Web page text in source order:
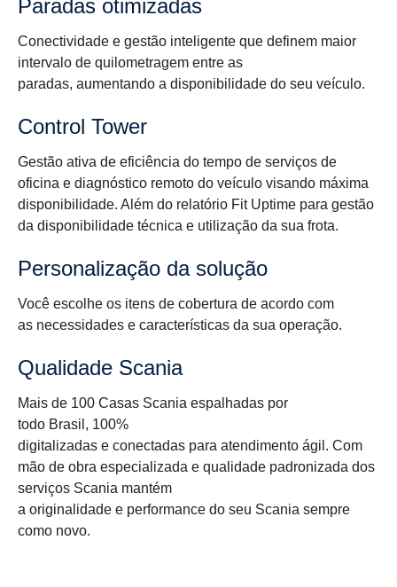
Paradas otimizadas
Conectividade e gestão inteligente que definem maior
intervalo de quilometragem entre as
paradas, aumentando a disponibilidade do seu veículo.
Control Tower
Gestão ativa de eficiência do tempo de serviços de
oficina e diagnóstico remoto do veículo visando máxima
disponibilidade. Além do relatório Fit Uptime para gestão
da disponibilidade técnica e utilização da sua frota.
Personalização da solução
Você escolhe os itens de cobertura de acordo com
as necessidades e características da sua operação.
Qualidade Scania
Mais de 100 Casas Scania espalhadas por
todo Brasil, 100%
digitalizadas e conectadas para atendimento ágil. Com
mão de obra especializada e qualidade padronizada dos
serviços Scania mantém
a originalidade e performance do seu Scania sempre
como novo.